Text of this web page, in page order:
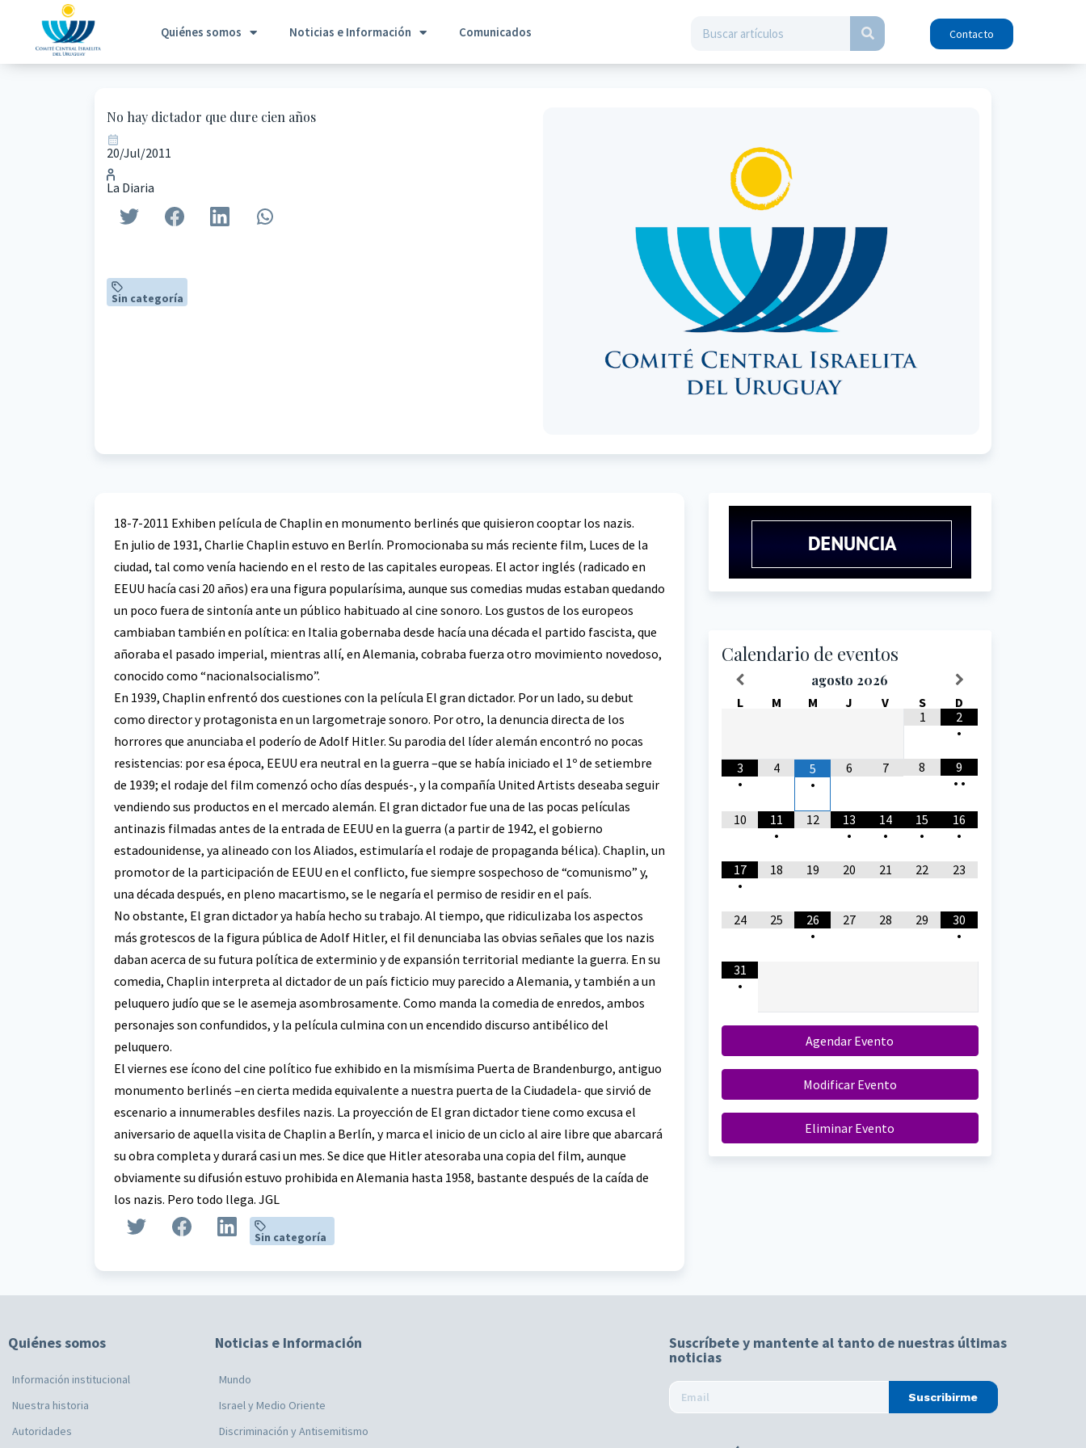
Quiénes somos Noticias e Información Comunicados Contacto
No hay dictador que dure cien años
20/Jul/2011
La Diaria
Sin categoría
18-7-2011 Exhiben película de Chaplin en monumento berlinés que quisieron cooptar los nazis.
En julio de 1931, Charlie Chaplin estuvo en Berlín. Promocionaba su más reciente film, Luces de la
ciudad, tal como venía haciendo en el resto de las capitales europeas. El actor inglés (radicado en
EEUU hacía casi 20 años) era una figura popularísima, aunque sus comedias mudas estaban quedando
un poco fuera de sintonía ante un público habituado al cine sonoro. Los gustos de los europeos
cambiaban también en política: en Italia gobernaba desde hacía una década el partido fascista, que
añoraba el pasado imperial, mientras allí, en Alemania, cobraba fuerza otro movimiento novedoso,
conocido como “nacionalsocialismo”.
En 1939, Chaplin enfrentó dos cuestiones con la película El gran dictador. Por un lado, su debut
como director y protagonista en un largometraje sonoro. Por otro, la denuncia directa de los
horrores que anunciaba el poderío de Adolf Hitler. Su parodia del líder alemán encontró no pocas
resistencias: por esa época, EEUU era neutral en la guerra –que se había iniciado el 1º de setiembre
de 1939; el rodaje del film comenzó ocho días después-, y la compañía United Artists deseaba seguir
vendiendo sus productos en el mercado alemán. El gran dictador fue una de las pocas películas
antinazis filmadas antes de la entrada de EEUU en la guerra (a partir de 1942, el gobierno
estadounidense, ya alineado con los Aliados, estimularía el rodaje de propaganda bélica). Chaplin, un
promotor de la participación de EEUU en el conflicto, fue siempre sospechoso de “comunismo” y,
una década después, en pleno macartismo, se le negaría el permiso de residir en el país.
No obstante, El gran dictador ya había hecho su trabajo. Al tiempo, que ridiculizaba los aspectos
más grotescos de la figura pública de Adolf Hitler, el fil denunciaba las obvias señales que los nazis
daban acerca de su futura política de exterminio y de expansión territorial mediante la guerra. En su
comedia, Chaplin interpreta al dictador de un país ficticio muy parecido a Alemania, y también a un
peluquero judío que se le asemeja asombrosamente. Como manda la comedia de enredos, ambos
personajes son confundidos, y la película culmina con un encendido discurso antibélico del
peluquero.
El viernes ese ícono del cine político fue exhibido en la mismísima Puerta de Brandenburgo, antiguo
monumento berlinés –en cierta medida equivalente a nuestra puerta de la Ciudadela- que sirvió de
escenario a innumerables desfiles nazis. La proyección de El gran dictador tiene como excusa el
aniversario de aquella visita de Chaplin a Berlín, y marca el inicio de un ciclo al aire libre que abarcará
su obra completa y durará casi un mes. Se dice que Hitler atesoraba una copia del film, aunque
obviamente su difusión estuvo prohibida en Alemania hasta 1958, bastante después de la caída de
los nazis. Pero todo llega. JGL
Sin categoría
Calendario de eventos
agosto 2026
L M M J V S
D
1
2
•
3
•
4
5
•
6 7 8
9
• •
10
11
•
12
13
•
14
•
15
•
16
•
17
•
18 19 20 21 22 23
24 25
26
•
27 28 29
30
•
31
•
Agendar Evento
Modificar Evento
Eliminar Evento
Quiénes somos
Información institucional
Nuestra historia
Autoridades
Noticias e Información
Mundo
Israel y Medio Oriente
Discriminación y Antisemitismo
Suscríbete y mantente al tanto de nuestras últimas
noticias
Suscribirme